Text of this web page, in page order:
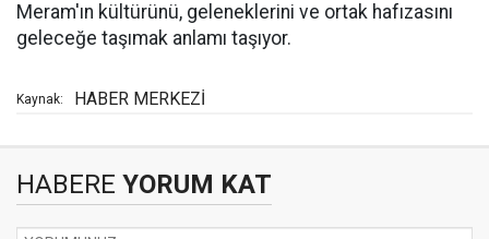
Meram'ın kültürünü, geleneklerini ve ortak hafızasını
geleceğe taşımak anlamı taşıyor.
Kaynak: HABER MERKEZİ
HABERE YORUM KAT